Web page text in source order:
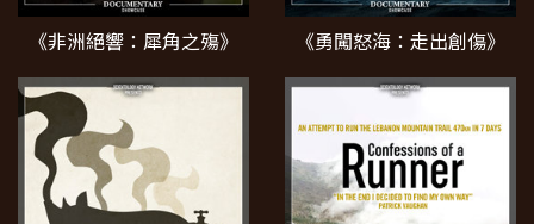
《非洲絕響：犀角之殤》 《勇闖怒海：走出創傷》